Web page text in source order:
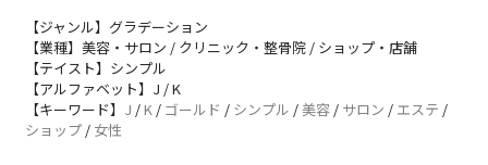
【ジャンル】グラデーション
【業種】美容・サロン / クリニック・整骨院 / ショップ・店舗
【テイスト】シンプル
【アルファベット】J / K
【キーワード】 J /K / ゴールド / シンプル /美容 / サロン / エステ /
ショップ / 女性